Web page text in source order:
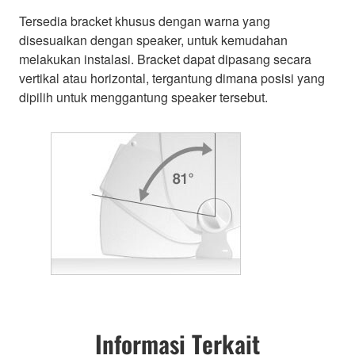
Tersedia bracket khusus dengan warna yang
disesuaikan dengan speaker, untuk kemudahan
melakukan instalasi. Bracket dapat dipasang secara
vertikal atau horizontal, tergantung dimana posisi yang
dipilih untuk menggantung speaker tersebut.
Informasi Terkait